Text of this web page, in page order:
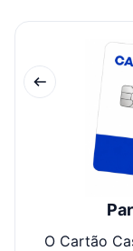
O Cartão